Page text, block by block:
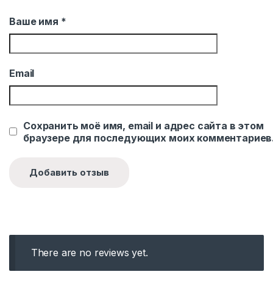
Ваше имя *
Email
Сохранить моё имя, email и адрес сайта в этом
браузере для последующих моих
There are no reviews yet.